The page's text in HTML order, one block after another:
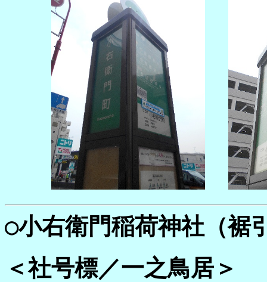
○小右衛門稲荷神社（
＜社号標／一之鳥居＞